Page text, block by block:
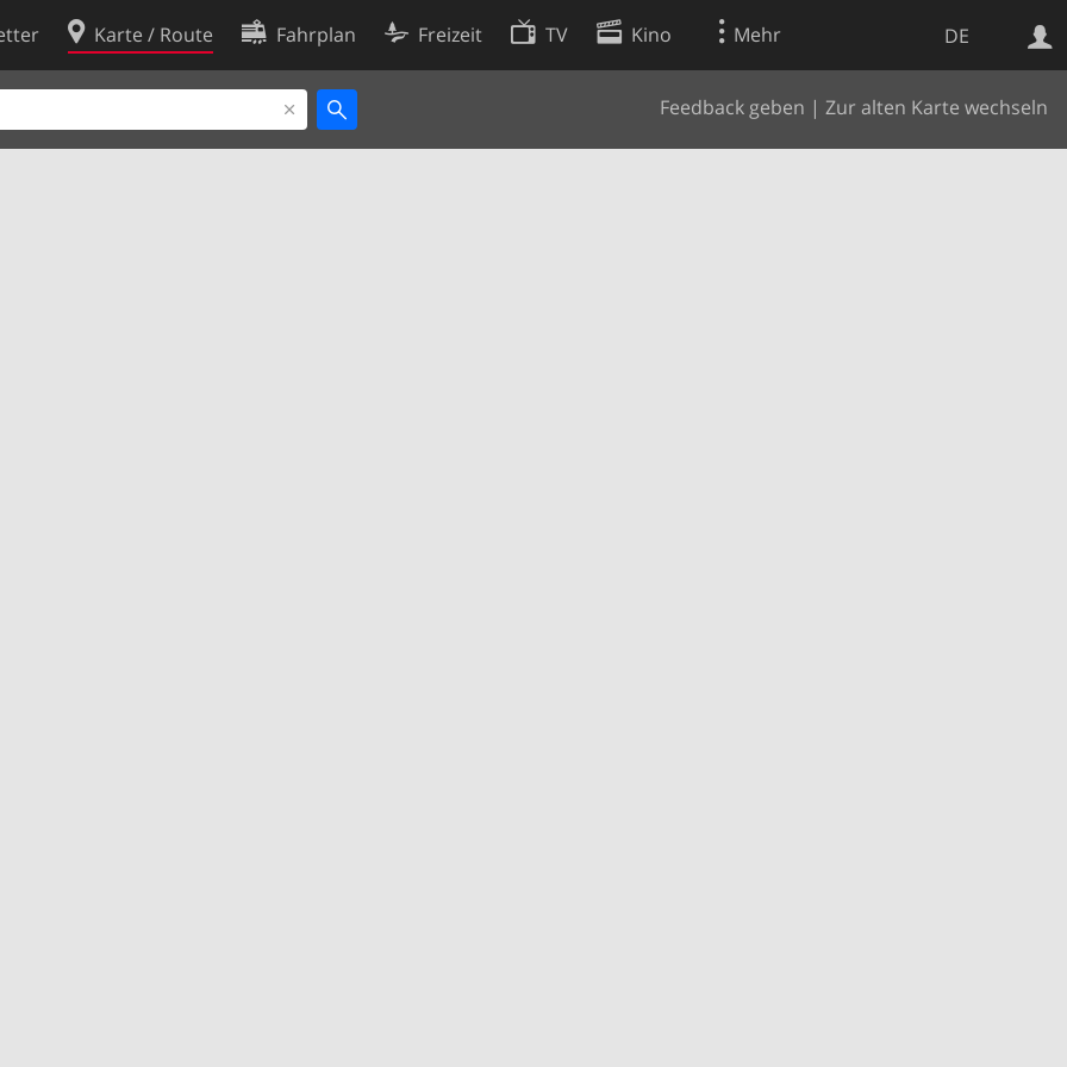
DE
Karte / Route Fahrplan Freizeit TV Kino Mehr
Feedback geben | Zur alten Karte wechseln
Websuche
Cookie-Richtlinie
Cookie-Einstellungen